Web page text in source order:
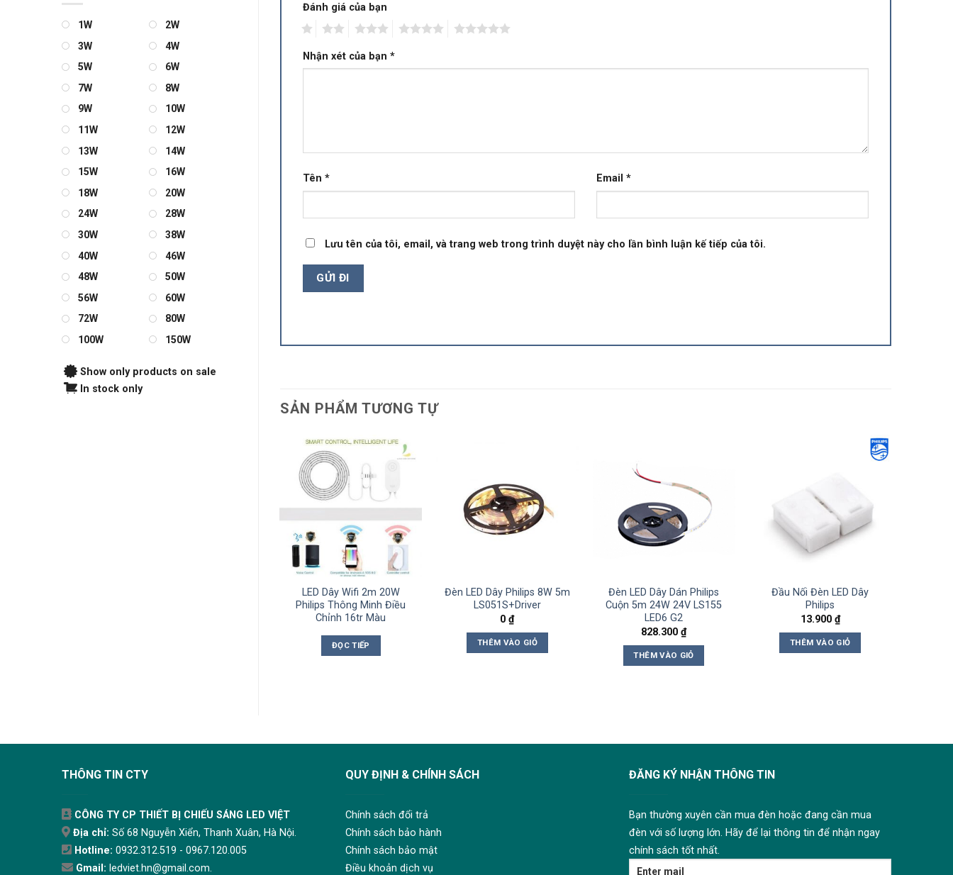
Đánh giá của bạn
Nhận xét của bạn *
Tên * Email *
Lưu tên của tôi, email, và trang web trong trình duyệt này cho lần bình luận kế tiếp của tôi.
SẢN PHẨM TƯƠNG TỰ
LED Dây Wifi 2m 20W
Philips Thông Minh Điều
Chỉnh 16tr Màu
ĐỌC TIẾP
Đèn LED Dây Philips 8W 5m
LS051S+Driver
0₫
THÊM VÀO GIỎ
Đèn LED Dây Dán Philips
Cuộn 5m 24W 24V LS155
LED6 G2
828.300₫
THÊM VÀO GIỎ
Đầu Nối Đèn LED Dây
Philips
13.900 ₫
THÊM VÀO GIỎ
1W
2W
3W
4W
5W
6W
7W
8W
9W
10W
11W
12W
13W
14W
15W
16W
18W
20W
24W
28W
30W
38W
40W
46W
48W
50W
56W
60W
72W
80W
100W
150W
Show only products on sale
In stock only
THÔNG TIN CTY
CÔNG TY CP THIẾT BỊ CHIẾU SÁNG LED VIỆT
Địa chỉ: Số 68 Nguyễn Xiển, Thanh Xuân, Hà Nội.
Hotline: 0932.312.519 - 0967.120.005
Gmail: ledviet.hn@gmail.com.
QUY ĐỊNH & CHÍNH SÁCH
Chính sách đổi trả
Chính sách bảo hành
Chính sách bảo mật
Điều khoản dịch vụ
ĐĂNG KÝ NHẬN THÔNG TIN
Bạn thường xuyên cần mua đèn hoặc đang cần mua
đèn với số lượng lớn. Hãy để lại thông tin để nhận ngay
chính sách tốt nhất.